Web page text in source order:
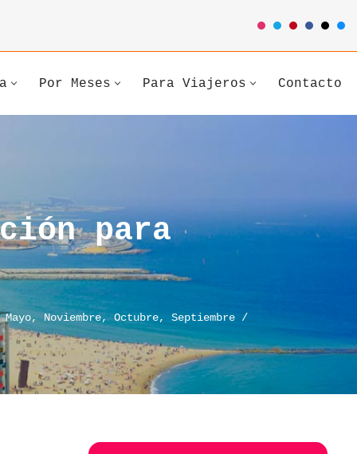
Por Meses Para Viajeros Contacto
para
Mayo, Noviembre,Octubre, Septiembre